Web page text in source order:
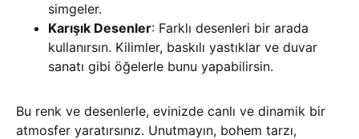
simgeler.
Karışık Desenler: Farklı desenleri bir arada
kullanırsın. Kilimler, baskılı yastıklar ve duvar
sanatı gibi öğelerle bunu yapabilirsin.
Bu renk ve desenlerle, evinizde canlı ve dinamik bir
atmosfer yaratırsınız. Unutmayın, bohem tarzı,